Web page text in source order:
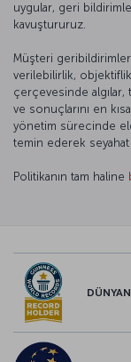
uygular, geri
kavuştururuz.
Müşteri
verilebilirlik,
çerçevesinde
ve sonuçlarını en
yönetim sürecinde
temin ederek
Politikanın tam haline